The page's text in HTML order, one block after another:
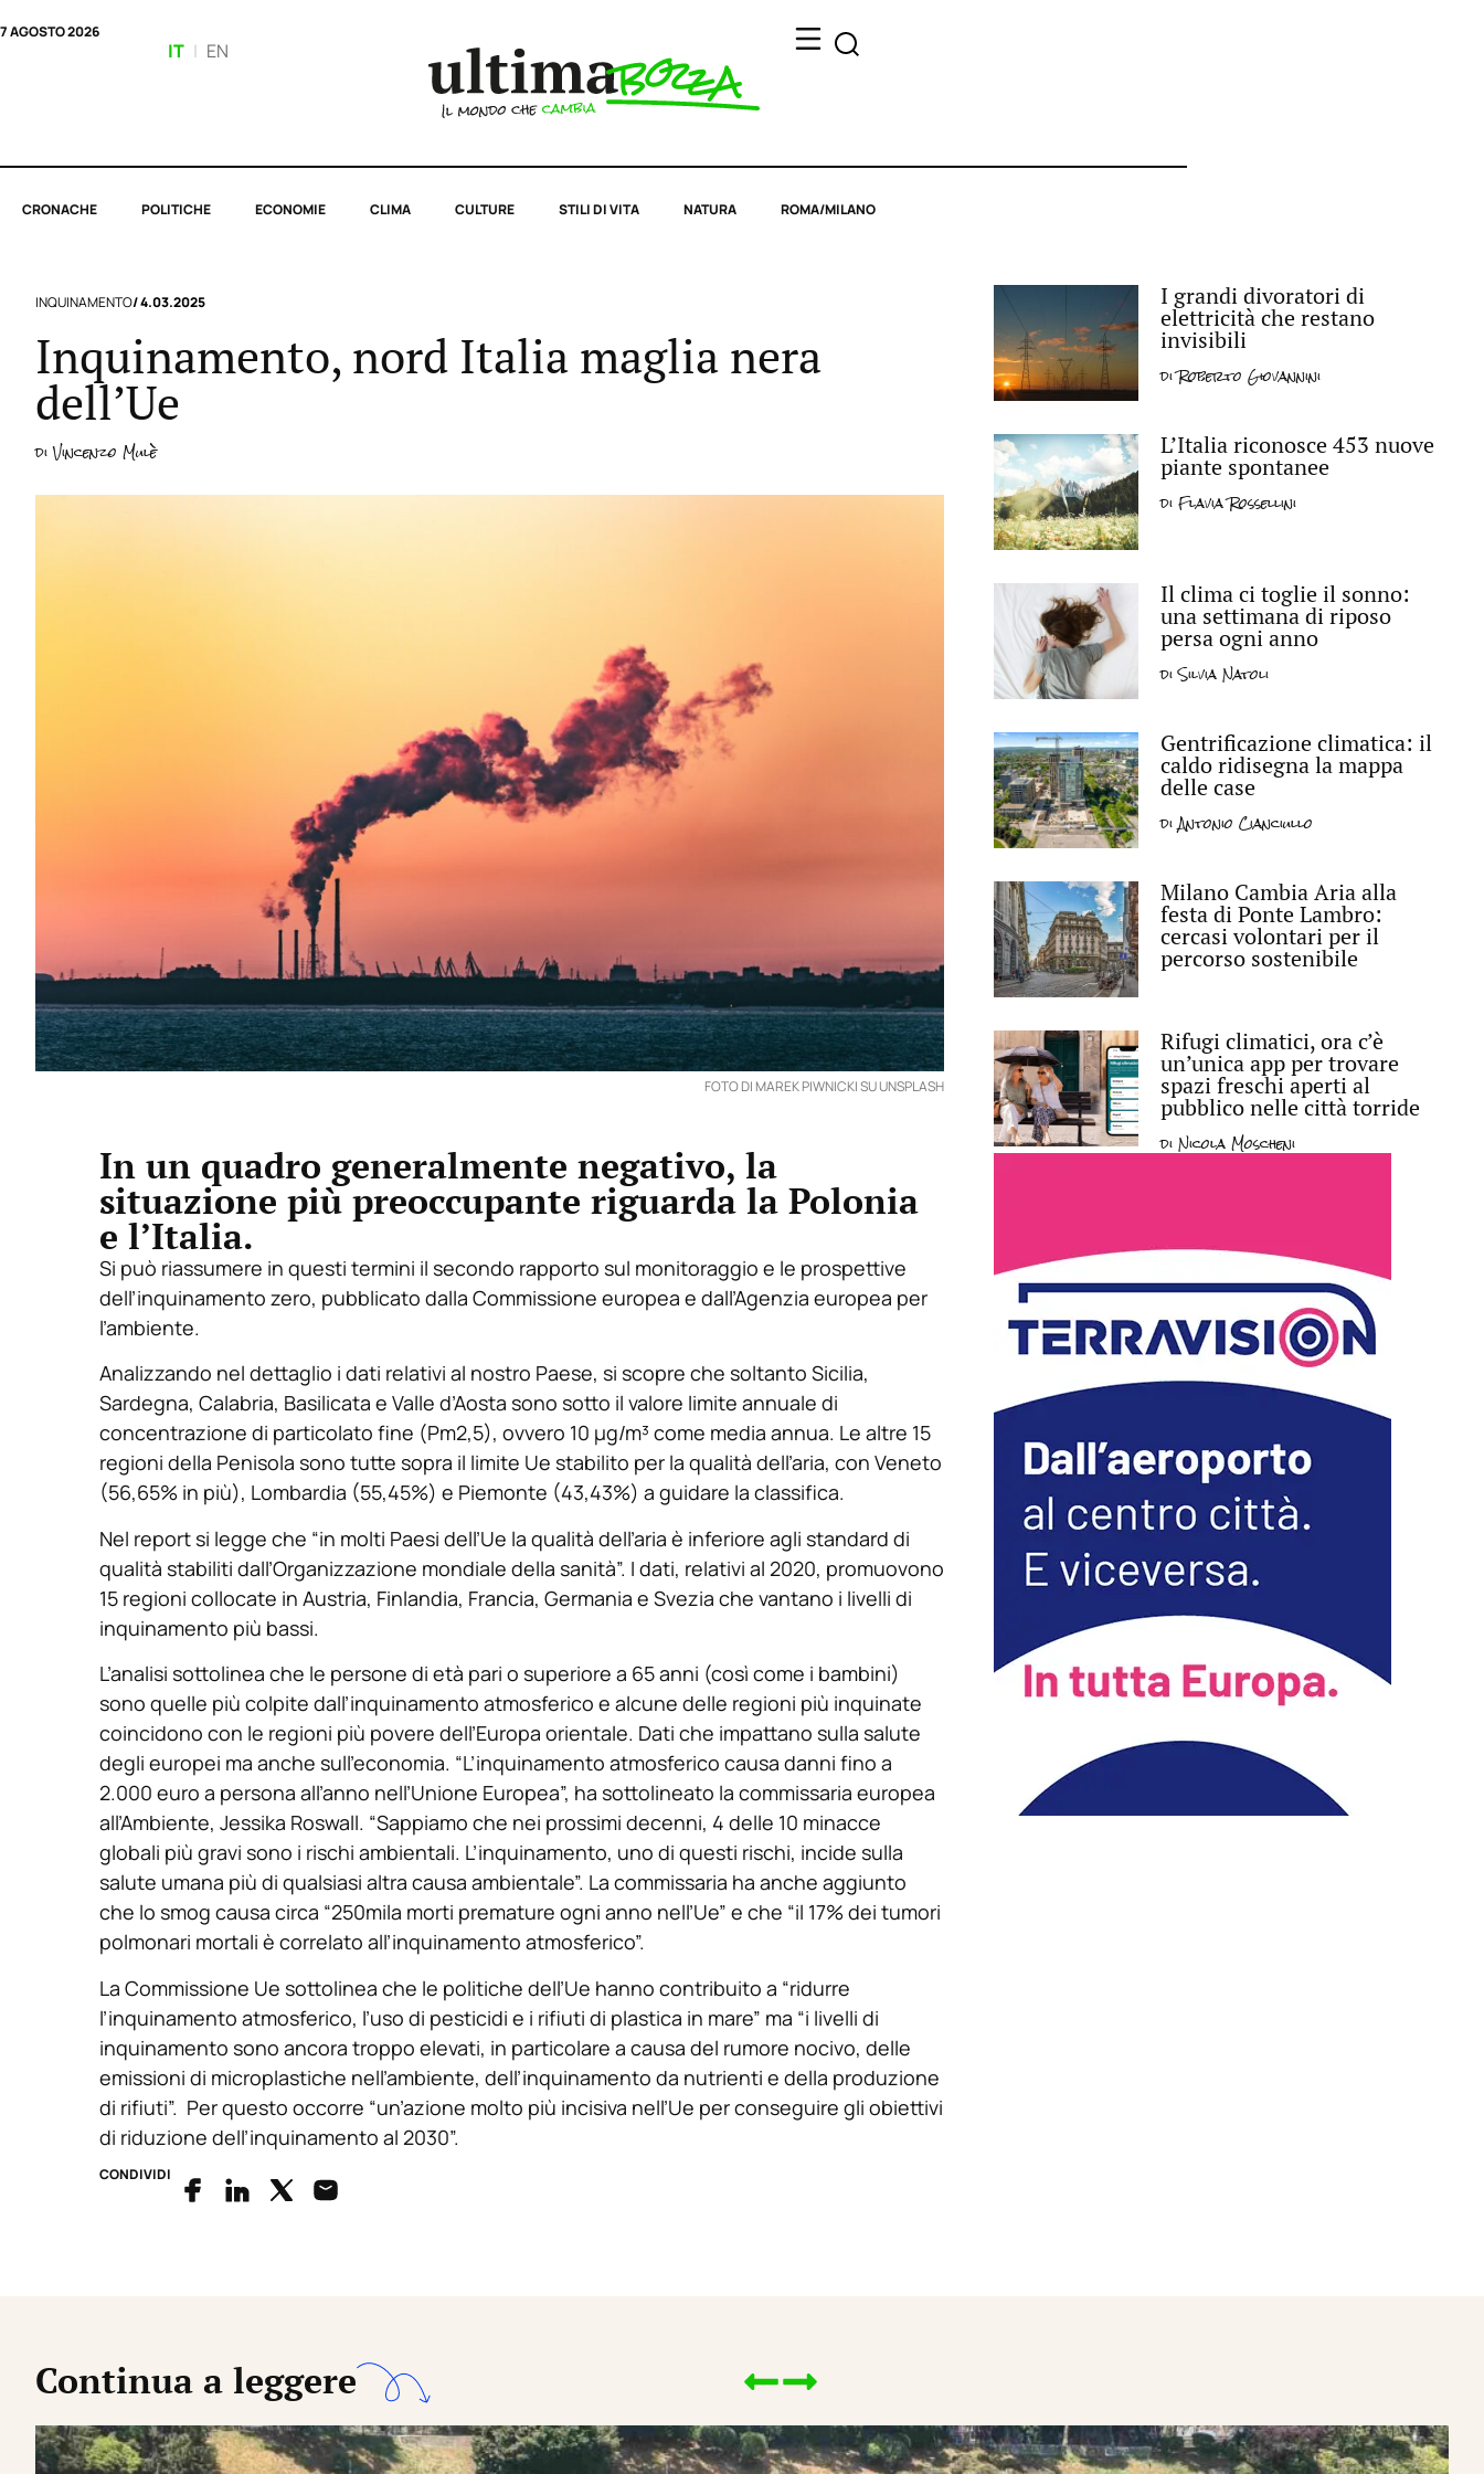
7 AGOSTO 2026
IT | EN
CRONACHE POLITICHE ECONOMIE CLIMA CULTURE STILI DI VITA NATURA ROMA/MILANO
INQUINAMENTO/ 4.03.2025
Inquinamento, nord Italia maglia nera
dell’Ue
diVincenzo Mulè
FOTO DI MAREK PIWNICKI SU UNSPLASH
In un quadro generalmente negativo, la
situazione più preoccupante riguarda la Polonia
e l’Italia.
Si può riassumere in questi termini il secondo rapporto sul monitoraggio e le prospettive
dell’inquinamento zero, pubblicato dalla Commissione europea e dall’Agenzia europea per
l’ambiente.
Analizzando nel dettaglio i dati relativi al nostro Paese, si scopre che soltanto Sicilia,
Sardegna, Calabria, Basilicata e Valle d’Aosta sono sotto il valore limite annuale di
concentrazione di particolato fine (Pm2,5), ovvero 10 µg/m³ come media annua. Le altre 15
regioni della Penisola sono tutte sopra il limite Ue stabilito per la qualità dell’aria, con Veneto
(56,65% in più), Lombardia (55,45%) e Piemonte (43,43%) a guidare la classifica.
Nel report si legge che “in molti Paesi dell’Ue la qualità dell’aria è inferiore agli standard di
qualità stabiliti dall’Organizzazione mondiale della sanità”. I dati, relativi al 2020, promuovono
15 regioni collocate in Austria, Finlandia, Francia, Germania e Svezia che vantano i livelli di
inquinamento più bassi.
L’analisi sottolinea che le persone di età pari o superiore a 65 anni (così come i bambini)
sono quelle più colpite dall’inquinamento atmosferico e alcune delle regioni più inquinate
coincidono con le regioni più povere dell’Europa orientale. Dati che impattano sulla salute
degli europei ma anche sull’economia. “L’inquinamento atmosferico causa danni fino a
2.000 euro a persona all’anno nell’Unione Europea”, ha sottolineato la commissaria europea
all’Ambiente, Jessika Roswall. “Sappiamo che nei prossimi decenni, 4 delle 10 minacce
globali più gravi sono i rischi ambientali. L’inquinamento, uno di questi rischi, incide sulla
salute umana più di qualsiasi altra causa ambientale”. La commissaria ha anche aggiunto
che lo smog causa circa “250mila morti premature ogni anno nell’Ue” e che “il 17% dei tumori
polmonari mortali è correlato all’inquinamento atmosferico”.
La Commissione Ue sottolinea che le politiche dell’Ue hanno contribuito a “ridurre
l’inquinamento atmosferico, l’uso di pesticidi e i rifiuti di plastica in mare” ma “i livelli di
inquinamento sono ancora troppo elevati, in particolare a causa del rumore nocivo, delle
emissioni di microplastiche nell’ambiente, dell’inquinamento da nutrienti e della produzione
di rifiuti”. Per questo occorre “un’azione molto più incisiva nell’Ue per conseguire gli obiettivi
di riduzione dell’inquinamento al 2030”.
CONDIVIDI
I grandi divoratori di
elettricità che restano
invisibili
diRoberto Giovannini
L’Italia riconosce 453 nuove
piante spontanee
diFlavia Rossellini
Il clima ci toglie il sonno:
una settimana di riposo
persa ogni anno
diSilvia Natoli
Gentrificazione climatica: il
caldo ridisegna la mappa
delle case
diAntonio Cianciullo
Milano Cambia Aria alla
festa di Ponte Lambro:
cercasi volontari per il
percorso sostenibile
Rifugi climatici, ora c’è
un’unica app per trovare
spazi freschi aperti al
pubblico nelle città torride
diNicola Moscheni
Continua a leggere